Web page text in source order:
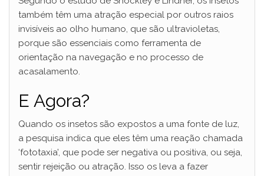
também têm uma atração especial por outros raios
invisíveis ao olho humano, que são ultravioletas,
porque são essenciais como ferramenta de
orientação na navegação e no processo de
acasalamento.
E Agora?
Quando os insetos são expostos a uma fonte de luz,
a pesquisa indica que eles têm uma reação chamada
‘fototaxia’, que pode ser negativa ou positiva, ou seja,
sentir rejeição ou atração. Isso os leva a fazer